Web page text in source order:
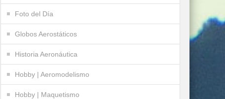
Foto del Día
Globos Aerostáticos
Historia Aeronáutica
Hobby | Aeromodelismo
Hobby | Maquetismo